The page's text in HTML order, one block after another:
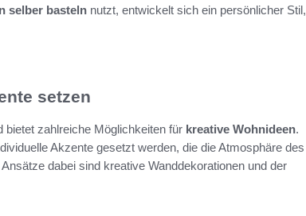
selber basteln nutzt, entwickelt sich ein persönlicher Stil,
setzen
zahlreiche Möglichkeiten für kreative Wohnideen.
Akzente gesetzt werden, die die Atmosphäre des
dabei sind kreative Wanddekorationen und der